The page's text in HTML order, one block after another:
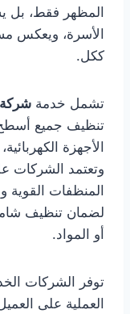
المظهر فقط، بل
الأسرة، ويعكس
ككل.
تشمل خدمة
تنظيف جميع أسطح
الأجهزة
وتعتمد الشركات
المنظفات
لضمان تنظيف
أو المواد.
توفر الشركات
العملية على